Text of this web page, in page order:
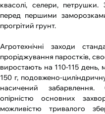
квасолі, селери,
перед першими
прогрітий грунт.
Агротехнічні заходи
проріджування паростків,
виростають на 110-115
150 г, подовжено-
насичений забарвлення.
опірністю основних
можливістю тривалого